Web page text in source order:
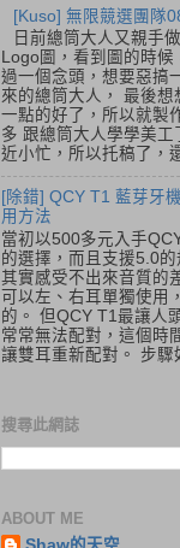
[Kuso] 無限競選團隊
日前總筒大人又親手
Logo圖，看到圖的時候
過一個念頭，想要惡搞
來的總筒大人， 最後想
一點的好了，所以就製
多 跟總筒大人學學美工
近小忙，所以托稿了，
[除錯] QCY T1 藍芽牙
用方法
當初以500多元入手
的選擇，而且支援5.0的
其實感受不出來音質的
可以左、右耳單獨使用
的。 但QCY T1最讓人
常常無法配對，這個時
讓雙耳重新配對。 步驟
搜尋此網誌
ABOUT ME